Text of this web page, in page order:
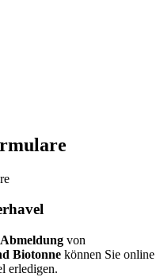
von
Biotonne können Sie online
erledigen.